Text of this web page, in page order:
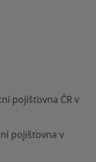
pojišťovna ČR v
pojišťovna v